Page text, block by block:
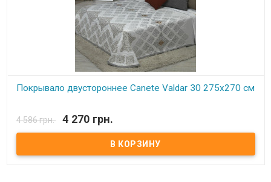
Покрывало двустороннее Canete Valdar 30 275x270 см
Наволочка: 50x50 см - 2 шт. (можно приобрести дополнительно)
Ткань: 100% полиэстер, стеганая двусторонняя, структура
(Испания)
4 586 грн. 4 270 грн.